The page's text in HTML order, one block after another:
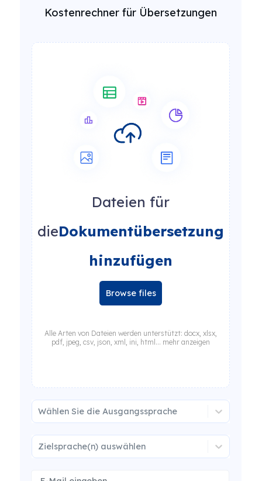
Kostenrechner für Übersetzungen
Dateien für
dieDokumentübersetzung
hinzufügen
Browse files
Alle Arten von Dateien werden unterstützt: docx, xlsx,
pdf, jpeg, csv, json, xml, ini, html... mehr anzeigen
Wählen Sie die Ausgangssprache
Zielsprache(n) auswählen